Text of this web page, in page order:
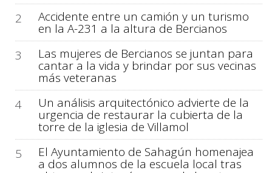
2
Accidente entre un camión y un turismo
en la A-231 a la altura de Bercianos
3
Las mujeres de Bercianos se juntan para
cantar a la vida y brindar por sus vecinas
más veteranas
4
Un análisis arquitectónico advierte de la
urgencia de restaurar la cubierta de la
torre de la iglesia de Villamol
5
El Ayuntamiento de Sahagún homenajea
a dos alumnos de la escuela local tras